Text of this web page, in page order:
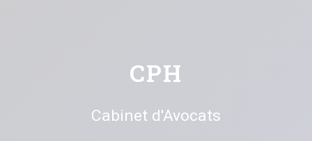
CPH
Cabinet d'Avocats